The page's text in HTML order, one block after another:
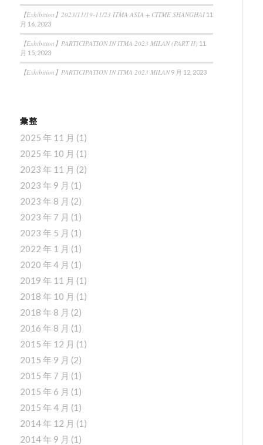
【Exhibition】2023/11/19-11/23 ITMA ASIA + CITME SHANGHAI 11
月 16, 2023
【Exhibition】PARTICIPATION IN ITMA 2023 MILAN (PART II) 11
月 15, 2023
【Exhibition】PARTICIPATION IN ITMA 2023 MILAN 9 月 12, 2023
彙整
2025 年 11 月 (1)
2025 年 10 月 (1)
2023 年 11 月 (2)
2023 年 9 月 (1)
2023 年 8 月 (2)
2023 年 7 月 (1)
2023 年 5 月 (1)
2022 年 1 月 (1)
2020 年 4 月 (1)
2019 年 11 月 (1)
2018 年 10 月 (1)
2018 年 8 月 (2)
2016 年 8 月 (1)
2015 年 12 月 (1)
2015 年 9 月 (2)
2015 年 7 月 (1)
2015 年 6 月 (1)
2015 年 4 月 (1)
2014 年 12 月 (1)
2014 年 9 月 (1)